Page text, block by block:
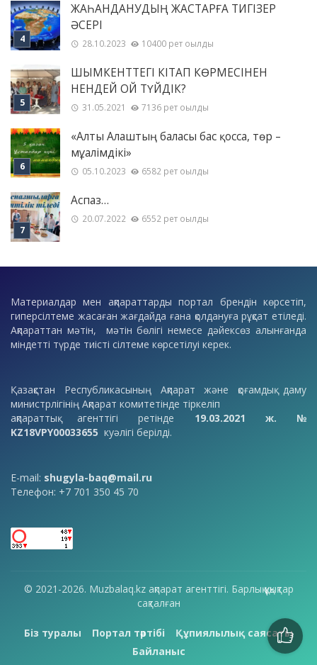
ЖАҺАНДАНУДЫҢ ЖАСТАРҒА ТИГІЗЕР
ӘСЕРІ
28.10.2023 10400 рет оқылды
ШЫМКЕНТТЕГІ КІТАП КӨРМЕСІНЕН
НЕНДЕЙ ОЙ ТҮЙДІК?
31.05.2021 7136 рет оқылды
«Алты Алаштың баласы бас қосса, төр –
мұғалімдікі»
05.10.2023 6582 рет оқылды
Аспаз…
20.07.2022 6552 рет оқылды
Материалдар мен ақпараттарды портал брендін көрсетіп,
гиперсілтеме жасаған жағдайда ғана қолдануға рұқсат етіледі.
Ақпараттан мәтін, мәтін бөлігі немесе дәйексөз алынғанда
міндетті түрде тиісті сілтеме көрсетілуі керек.
Қазақстан Республикасының Ақпарат және қоғамдық даму
министрлігінің Ақпарат комитетінде тіркеліп
ақпараттық агенттігі ретінде 19.03.2021 ж. №
KZ18VPY00033655 куәлігі берілді.
E-mail: shugyla-baq@mail.ru
Телефон: +7 701 350 45 70
© 2021-2026. Muzbalaq.kz ақпарат агенттігі. Барлық құқықтар
сақталған
Біз туралы Портал тәртібі
Құпиялылық саясаты
Байланыс